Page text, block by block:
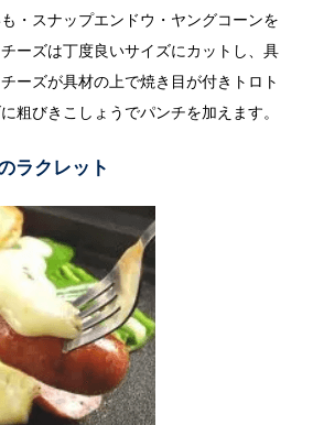
・スナップエンドウ・ヤングコーンを
ーズは丁度良いサイズにカットし、具
ーズが具材の上で焼き目が付きトロト
粗びきこしょうでパンチを加えます。
ラクレット